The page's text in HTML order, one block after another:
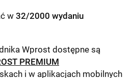
w 32/2000 wydaniu
Wprost dostępne są
PREMIUM
i w aplikacjach mobilnych